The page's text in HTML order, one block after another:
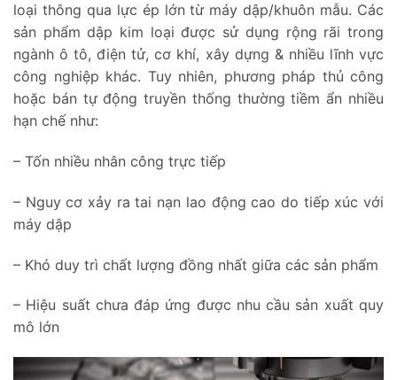
loại thông qua lực ép lớn từ máy dập/khuôn mẫu. Các
sản phẩm dập kim loại được sử dụng rộng rãi trong
ngành ô tô, điện tử, cơ khí, xây dựng & nhiều lĩnh vực
công nghiệp khác. Tuy nhiên, phương pháp thủ công
hoặc bán tự động truyền thống thường tiềm ẩn nhiều
hạn chế như:
– Tốn nhiều nhân công trực tiếp
– Nguy cơ xảy ra tai nạn lao động cao do tiếp xúc với
máy dập
– Khó duy trì chất lượng đồng nhất giữa các sản phẩm
– Hiệu suất chưa đáp ứng được nhu cầu sản xuất quy
mô lớn